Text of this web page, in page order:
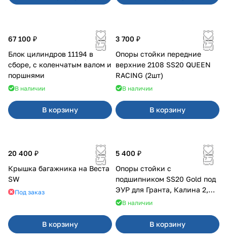
67 100 ₽
Блок цилиндров 11194 в
сборе, с коленчатым валом и
поршнями
В наличии
В корзину
3 700 ₽
Опоры стойки передние
верхние 2108 SS20 QUEEN
RACING (2шт)
В наличии
В корзину
20 400 ₽
Крышка багажника на Веста
SW
Под заказ
В корзину
5 400 ₽
Опоры стойки с
подшипником SS20 Gold под
ЭУР для Гранта, Калина 2,
Datsun
В наличии
В корзину